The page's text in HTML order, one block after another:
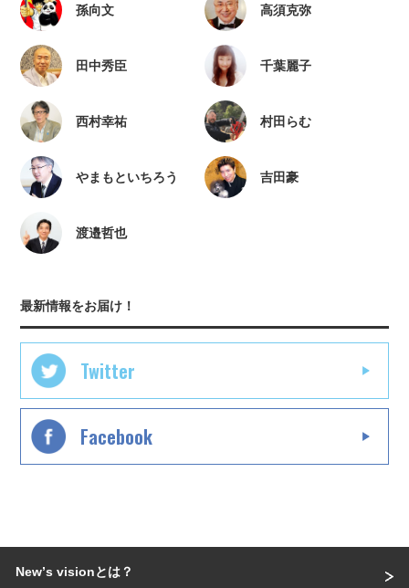
孫向文 高須克弥
田中秀臣 千葉麗子
西村幸祐 村田らむ
やまもといちろう 吉田豪
渡邉哲也
最新情報をお届け！
Twitter
Facebook
Newʼs visionとは？